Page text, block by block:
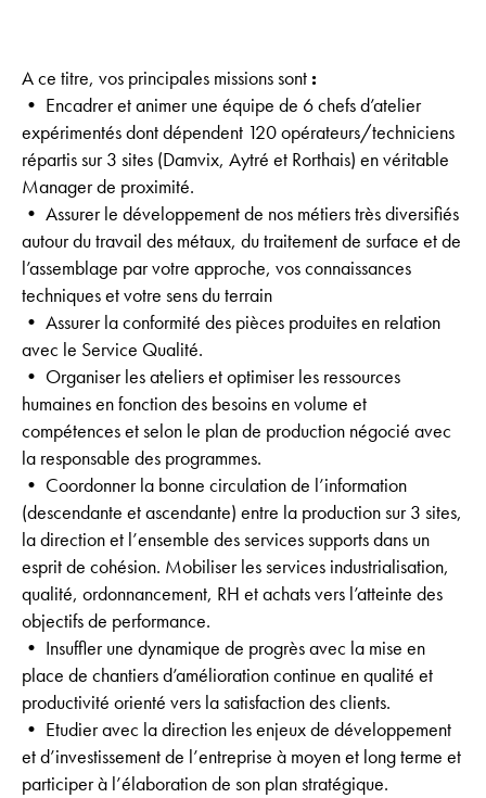
A ce titre, vos principales missions sont :
• Encadrer et animer une équipe de 6 chefs d’atelier
expérimentés dont dépendent 120 opérateurs/techniciens
répartis sur 3 sites (Damvix, Aytré et Rorthais) en véritable
Manager de proximité.
• Assurer le développement de nos métiers très diversifiés
autour du travail des métaux, du traitement de surface et de
l’assemblage par votre approche, vos connaissances
techniques et votre sens du terrain
• Assurer la conformité des pièces produites en relation
avec le Service Qualité.
• Organiser les ateliers et optimiser les ressources
humaines en fonction des besoins en volume et
compétences et selon le plan de production négocié avec
la responsable des programmes.
• Coordonner la bonne circulation de l’information
(descendante et ascendante) entre la production sur 3 sites,
la direction et l’ensemble des services supports dans un
esprit de cohésion. Mobiliser les services industrialisation,
qualité, ordonnancement, RH et achats vers l’atteinte des
objectifs de performance.
• Insuffler une dynamique de progrès avec la mise en
place de chantiers d’amélioration continue en qualité et
productivité orienté vers la satisfaction des clients.
• Etudier avec la direction les enjeux de développement
et d’investissement de l’entreprise à moyen et long terme et
participer à l’élaboration de son plan stratégique.